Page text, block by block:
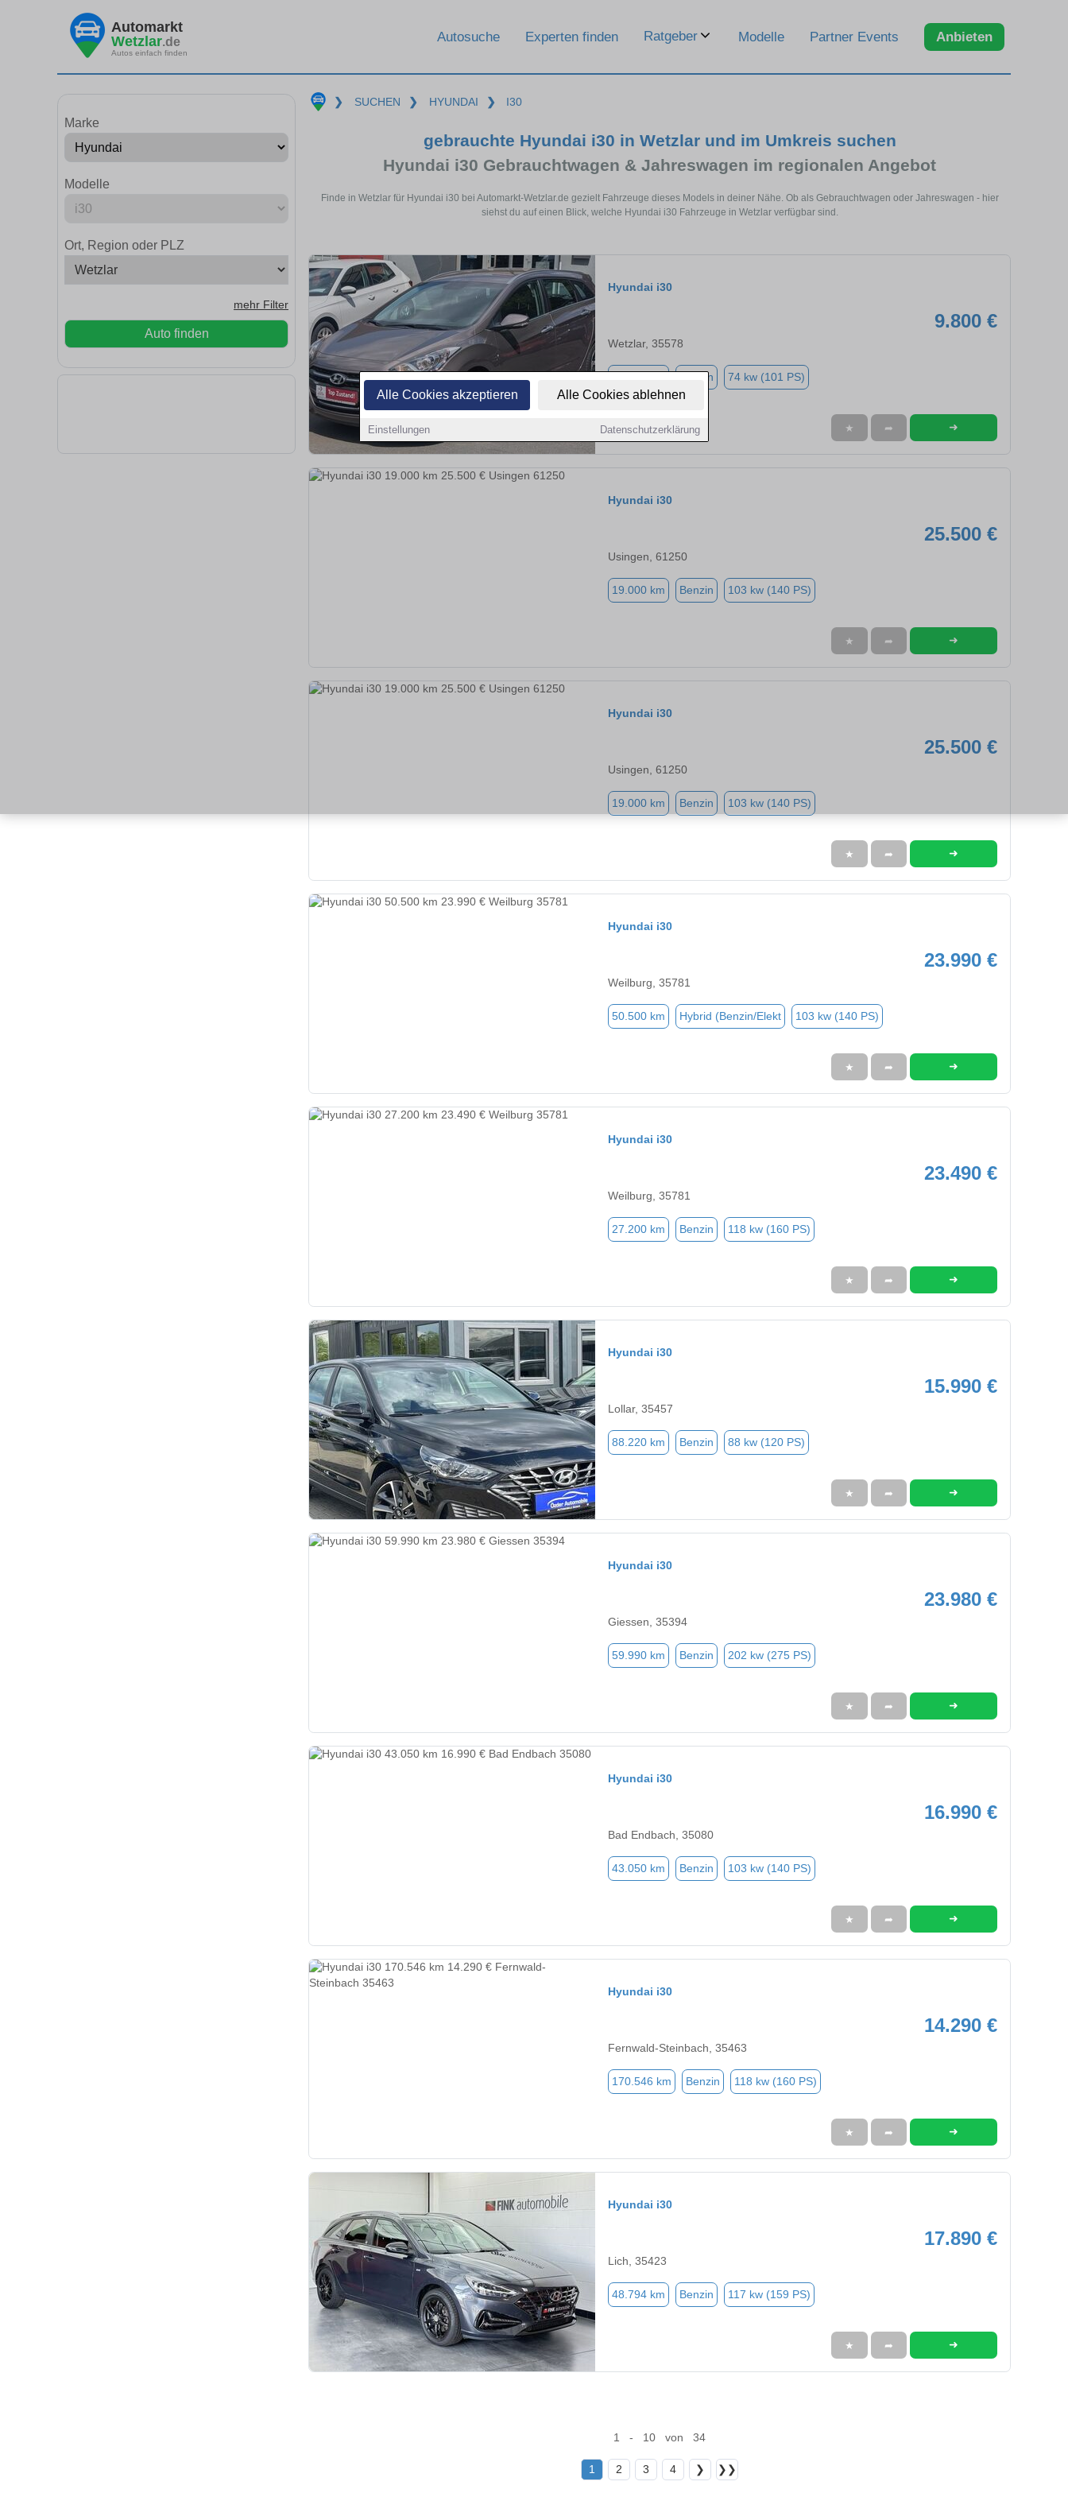
Alle Cookies akzeptieren Alle Cookies ablehnen
Einstellungen Datenschutzerklärung
Automarkt
Wetzlar.de
Autos einfach finden
Autosuche Experten finden Ratgeber Modelle Partner Events Anbieten
Marke
Modelle
Ort, Region oder PLZ
mehr Filter
Auto finden
❯ SUCHEN ❯ HYUNDAI ❯ I30
gebrauchte Hyundai i30 in Wetzlar und im Umkreis suchen
Hyundai i30 Gebrauchtwagen & Jahreswagen im regionalen Angebot
Finde in Wetzlar für Hyundai i30 bei Automarkt-Wetzlar.de gezielt Fahrzeuge dieses Models in deiner Nähe. Ob als Gebrauchtwagen oder Jahreswagen - hier
siehst du auf einen Blick, welche Hyundai i30 Fahrzeuge in Wetzlar verfügbar sind.
Hyundai i30
9.800 €
Wetzlar, 35578
Benzin 74 kw (101 PS)
★ ➦ ➜
Hyundai i30
25.500 €
Usingen, 61250
19.000 km Benzin 103 kw (140 PS)
★ ➦ ➜
Hyundai i30
25.500 €
Usingen, 61250
19.000 km Benzin 103 kw (140 PS)
★ ➦ ➜
Hyundai i30
23.990 €
Weilburg, 35781
50.500 km Hybrid (Benzin/Elekt 103 kw (140 PS)
★ ➦ ➜
Hyundai i30
23.490 €
Weilburg, 35781
27.200 km Benzin 118 kw (160 PS)
★ ➦ ➜
Hyundai i30
15.990 €
Lollar, 35457
88.220 km Benzin 88 kw (120 PS)
★ ➦ ➜
Hyundai i30
23.980 €
Giessen, 35394
59.990 km Benzin 202 kw (275 PS)
★ ➦ ➜
Hyundai i30
16.990 €
Bad Endbach, 35080
43.050 km Benzin 103 kw (140 PS)
★ ➦ ➜
Hyundai i30
14.290 €
Fernwald-Steinbach, 35463
170.546 km Benzin 118 kw (160 PS)
★ ➦ ➜
Hyundai i30
17.890 €
Lich, 35423
48.794 km Benzin 117 kw (159 PS)
★ ➦ ➜
1 - 10 von 34
1 2 3 4 ❯ ❯❯